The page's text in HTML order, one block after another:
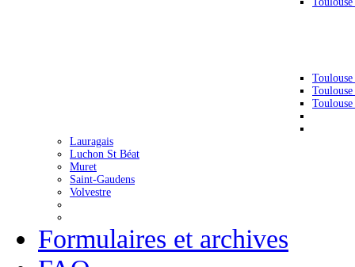
Toulouse
Toulouse
Lauragais
Luchon St Béat
Muret
Saint-Gaudens
Volvestre
Formulaires et archives